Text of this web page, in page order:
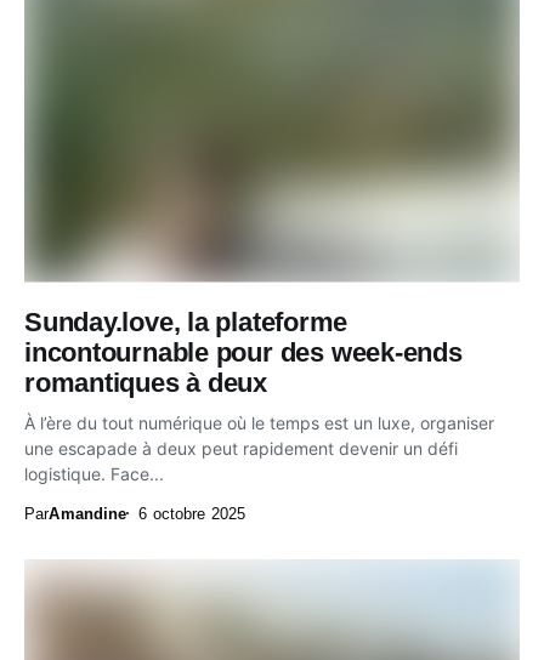
Sunday.love, la plateforme
incontournable pour des week-ends
romantiques à deux
À l’ère du tout numérique où le temps est un luxe, organiser
une escapade à deux peut rapidement devenir un défi
logistique. Face...
ParAmandine 6 octobre 2025